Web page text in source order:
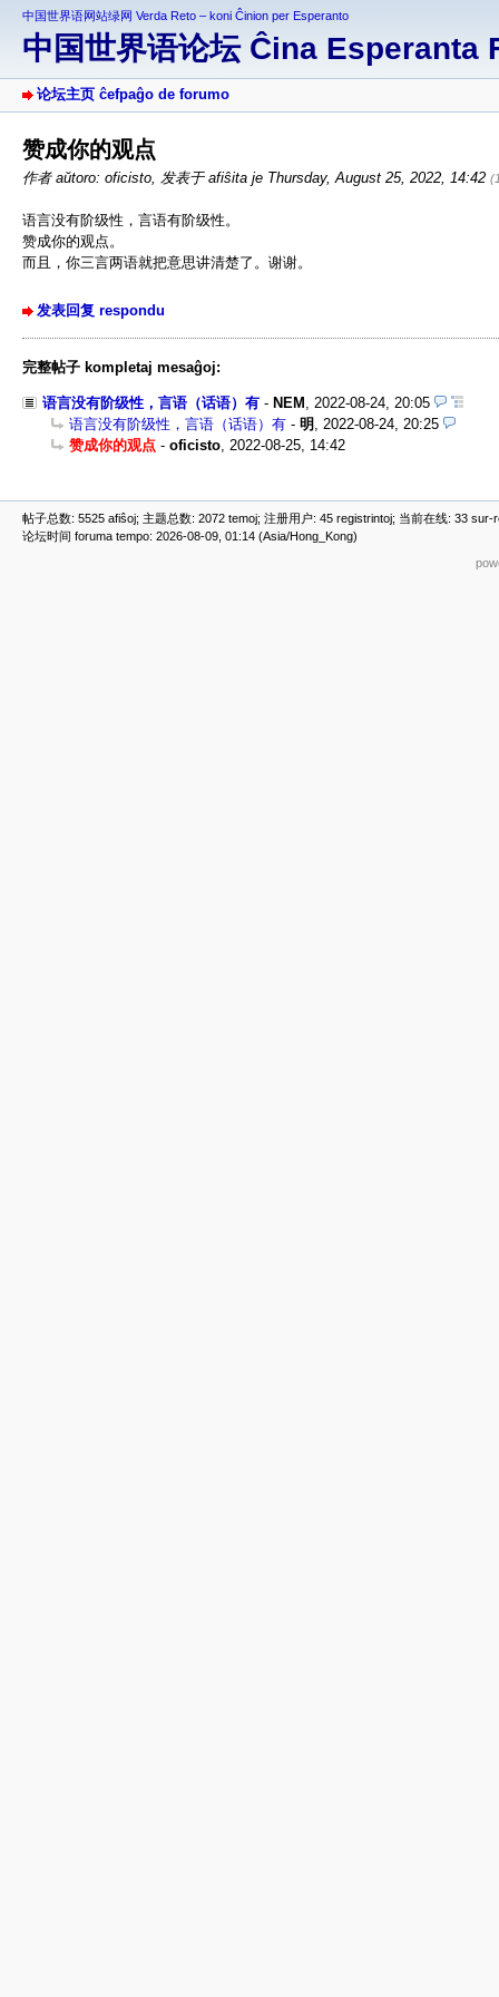
中国世界语网站绿网 Verda Reto – koni Ĉinion per Esperanto
中国世界语论坛 Ĉina Esperanta
论坛主页 ĉefpaĝo de forumo
赞成你的观点
作者 aŭtoro: oficisto, 发表于 afiŝita je Thursday, August 25, 2022, 14:42
语言没有阶级性，言语有阶级性。
赞成你的观点。
而且，你三言两语就把意思讲清楚了。谢谢。
发表回复 respondu
完整帖子 kompletaj mesaĝoj:
语言没有阶级性，言语（话语）有 - NEM , 2022-08-24, 20:05
语言没有阶级性，言语（话语）有 - 明 , 2022-08-24, 20:25
赞成你的观点 - oficisto, 2022-08-25, 14:42
帖子总数: 5525 afiŝoj; 主题总数: 2072 temoj; 注册用户: 45 registrintoj; 当前在线: 33
论坛时间 foruma tempo: 2026-08-09, 01:14 (Asia/Hong_Kong)